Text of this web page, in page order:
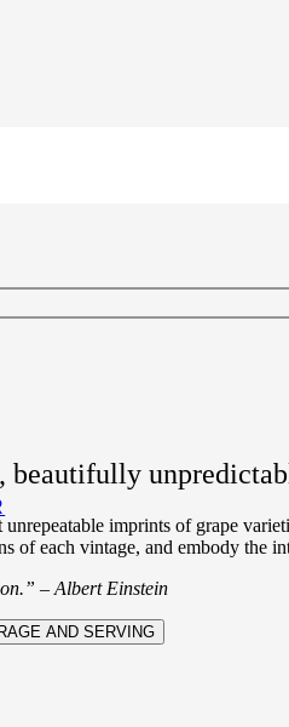
imprints of grape
of each vintage, and embody the
– Albert Einstein
AND SERVING